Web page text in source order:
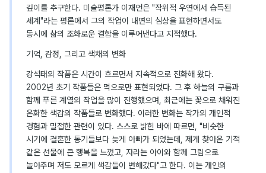
깊이를 추구한다. 미술평론가 이재언은 "작위적 우연에서 습득된
세계"라는 평론에서 그의 작업이 내면의 심상을 표현하면서도
동시에 삶의 조화로운 결합을 이루어낸다고 지적했다.
기억, 감정, 그리고 색채의 변화
강석태의 작품은 시간이 흐르면서 지속적으로 진화해 왔다.
2002년 초기 작품들은 먹으로만 표현되었다. 그 후 하늘의 구름과
함께 푸른 계열의 작업을 많이 진행했으며, 최근에는 꽃으로 채워진
온화한 색감의 작품들로 변화했다. 이러한 변화는 작가의 개인적
경험과 밀접한 관련이 있다. 스스로 밝힌 바에 따르면, "비슷한
시기에 결혼한 동기들보다 늦게 아빠가 되었는데, 제게 찾아온 기적
같은 선물에 큰 행복을 느꼈고, 자라는 아이와 함께 그림으로
놀아주며 저도 모르게 색감들이 변해갔다"고 한다. 이는 개인의